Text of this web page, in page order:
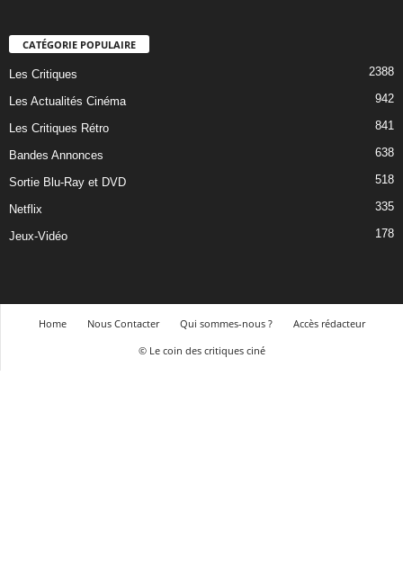
CATÉGORIE POPULAIRE
Les Critiques 2388
Les Actualités Cinéma 942
Les Critiques Rétro 841
Bandes Annonces 638
Sortie Blu-Ray et DVD 518
Netflix 335
Jeux-Vidéo 178
Home Nous Contacter Qui sommes-nous ?
Accès rédacteur
© Le coin des critiques ciné